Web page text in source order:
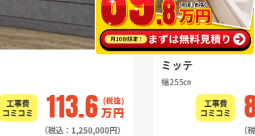
工事費
コミコミ
113.6 万円
（税込：1,250,000円）
ミッテ
幅255㎝
工事費
コミコミ
（